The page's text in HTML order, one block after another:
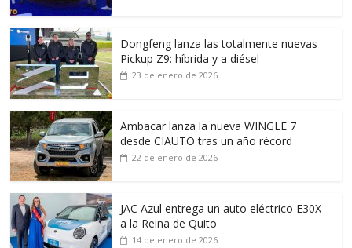
Dongfeng lanza las totalmente nuevas
Pickup Z9: híbrida y a diésel
23 de enero de 2026
Ambacar lanza la nueva WINGLE 7
desde CIAUTO tras un año récord
22 de enero de 2026
JAC Azul entrega un auto eléctrico E30X
a la Reina de Quito
14 de enero de 2026